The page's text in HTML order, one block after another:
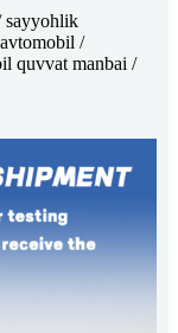
sayyohlik
/
quvvat manbai /